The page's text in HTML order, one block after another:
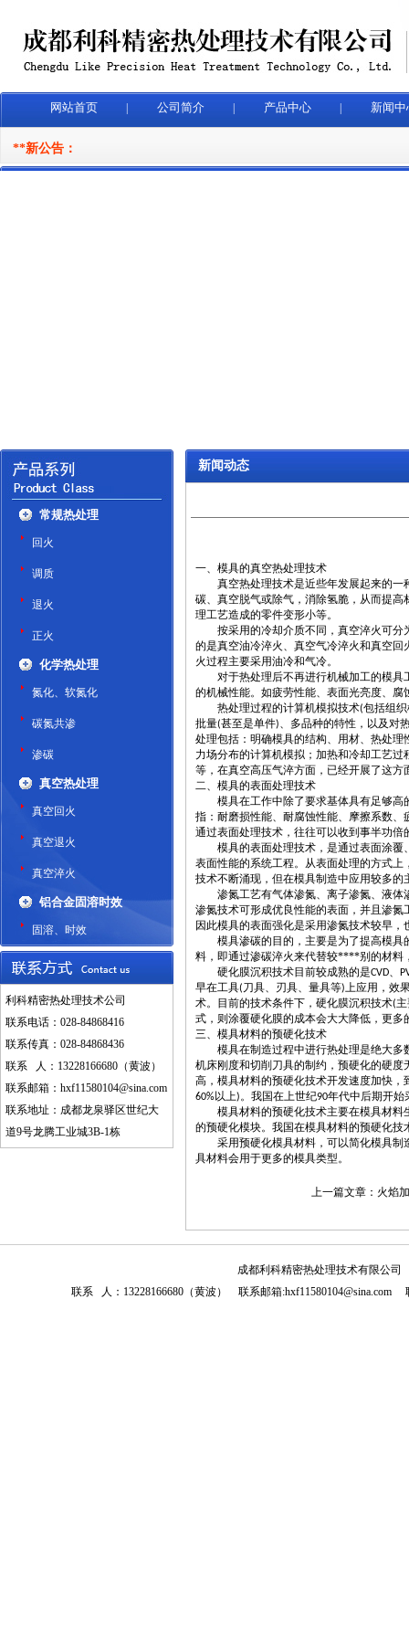
网站首页 公司简介 产品中心 新闻中
**新公告：
常规热处理
回火
调质
退火
正火
化学热处理
氮化、软氮化
碳氮共渗
渗碳
真空热处理
真空回火
真空退火
真空淬火
铝合金固溶时效
固溶、时效
利科精密热处理技术公司
联系电话：028-84868416
联系传真：028-84868436
联系 人：13228166680（黄波）
联系邮箱： hxf11580104@sina.com
联系地址：成都龙泉驿区世纪大
道9号龙腾工业城3B-1栋
新闻动态
一、模具的真空热处理技术
真空热处理技术是近些年发展起来的一
碳、真空脱气或除气，消除氢脆，从而提高
理工艺造成的零件变形小等。
按采用的冷却介质不同，真空淬火可分
的是真空油冷淬火、真空气冷淬火和真空回
火过程主要采用油冷和气冷。
对于热处理后不再进行机械加工的模具
的机械性能。如疲劳性能、表面光亮度、腐
热处理过程的计算机模拟技术(包括组
批量(甚至是单件)、多品种的特性，以及对
处理包括：明确模具的结构、用材、热处
力场分布的计算机模拟；加热和冷却工艺
等，在真空高压气淬方面，已经开展了这
二、模具的表面处理技术
模具在工作中除了要求基体具有足够高
指：耐磨损性能、耐腐蚀性能、摩擦系数
通过表面处理技术，往往可以收到事半功
模具的表面处理技术，是通过表面涂覆
表面性能的系统工程。从表面处理的方式
技术不断涌现，但在模具制造中应用较多
渗氮工艺有气体渗氮、离子渗氮、液体
渗氮技术可形成优良性能的表面，并且渗
因此模具的表面强化是采用渗氮技术较早
模具渗碳的目的，主要是为了提高模具
料，即通过渗碳淬火来代替较****别的材料
硬化膜沉积技术目前较成熟的是CVD、
早在工具(刀具、刃具、量具等)上应用，效
术。目前的技术条件下，硬化膜沉积技术(
式，则涂覆硬化膜的成本会大大降低，更
三、模具材料的预硬化技术
模具在制造过程中进行热处理是绝大多
机床刚度和切削刀具的制约，预硬化的硬
高，模具材料的预硬化技术开发速度加快，
60%以上)。我国在上世纪90年代中后期开始
模具材料的预硬化技术主要在模具材料
的预硬化模块。我国在模具材料的预硬化
采用预硬化模具材料，可以简化模具制
具材料会用于更多的模具类型。
上一篇文章： 火焰
成都利科精密热处理技术有限公司
联系 人：13228166680（黄波） 联系邮箱:hxf11580104@sina.com